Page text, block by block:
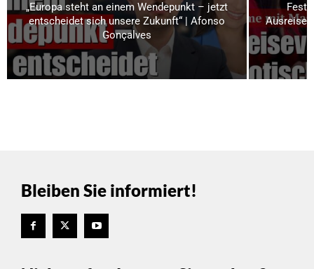
„Europa steht an einem Wendepunkt – jetzt
entscheidet sich unsere Zukunft“ | Afonso
Gonçalves
Bleiben Sie informiert!